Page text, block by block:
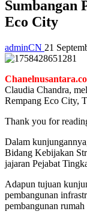
Sumbangan
Eco City
adminCN 21
Claudia Chandra,
Rempang Eco City,
Thank you for
Dalam
Bidang Kebijakan
jajaran Pejabat
Adapun tujuan
pembangunan
pembangunan